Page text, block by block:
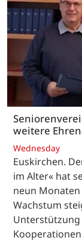
weitere
Wednesday
Euskirchen.
im Alter« hat
neun
Wachstum